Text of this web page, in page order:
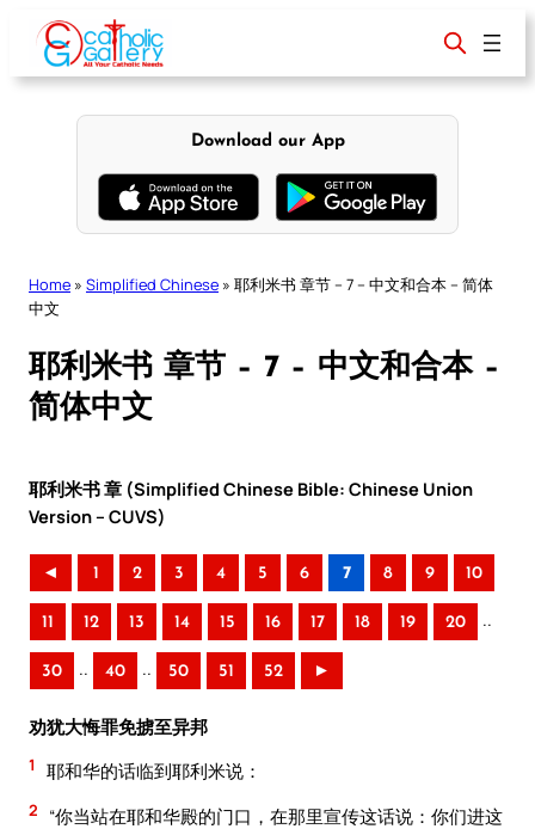
content
Download our App
Home » Simplified Chinese » 耶利米书 章节 – 7 – 中文和合本 – 简体
中文
耶利米书 章节 – 7 – 中文和合本 –
简体中文
耶利米书 章 (Simplified Chinese Bible: Chinese Union
Version – CUVS)
◄ 1 2 3 4 5 6 7 8 9 10
11 12 13 14 15 16 17 18 19 20 ..
30 .. 40 .. 50 51 52 ►
劝犹大悔罪免掳至异邦
1 耶和华的话临到耶利米说：
2
“你当站在耶和华殿的门口，在那里宣传这话说：你们进这